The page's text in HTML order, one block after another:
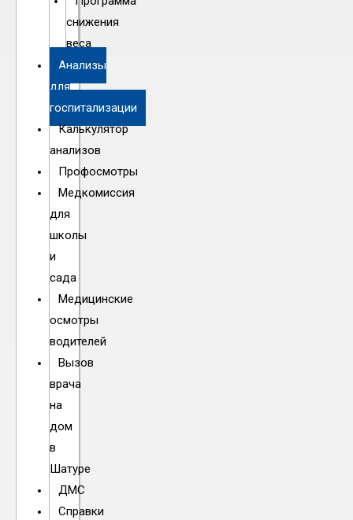
снижения
веса
Анализы
для
госпитализации
Калькулятор
анализов
Профосмотры
Медкомиссия
для
школы
и
сада
Медицинские
осмотры
водителей
Вызов
врача
на
дом
в
Шатуре
ДМС
Справки